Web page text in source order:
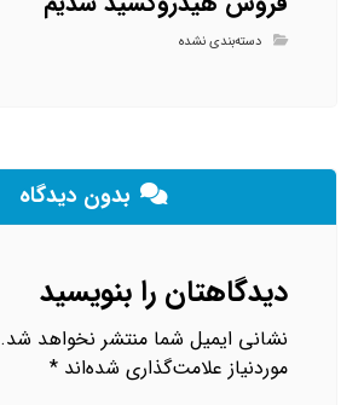
دسته‌بندی نشده
بدون دیدگاه
دیدگاهتان را بنویسید
نشانی ایمیل شما منتشر نخواهد شد.
موردنیاز علامت‌گذاری شده‌اند*